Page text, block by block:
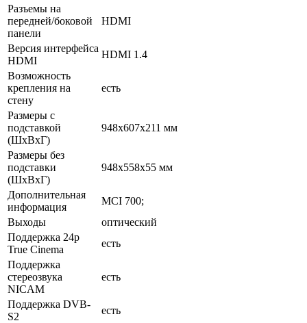
Разъемы на
передней/боковой
панели
HDMI
Версия интерфейса
HDMI
HDMI 1.4
Возможность
крепления на
стену
есть
Размеры с
подставкой
(ШxВxГ)
948x607x211 мм
Размеры без
подставки
(ШxВxГ)
948x558x55 мм
Дополнительная
информация
MCI 700;
Выходы
оптический
Поддержка 24p
True Cinema
есть
Поддержка
стереозвука
NICAM
есть
Поддержка DVB-
S2
есть